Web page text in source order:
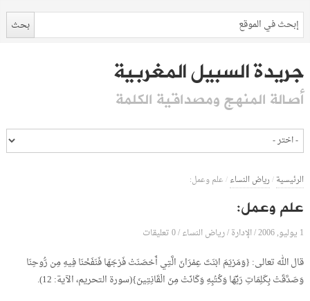
جريدة السبيل المغربية
أصالة المنهج ومصداقية الكلمة
الرئيسية/رياض النساء/علم وعمل:
علم وعمل:
1 يوليو, 2006 /الإدارة/رياض النساء/0 تعليقات
قال الله تعالى: {وَمَرْيَمَ ابْنَتَ عِمْرَانَ الَّتِي أَحْصَنَتْ فَرْجَهَا فَنَفَخْنَا فِيهِ مِن رُّوحِنَا
وَصَدَّقَتْ بِكَلِمَاتِ رَبِّهَا وَكُتُبِهِ وَكَانَتْ مِنَ الْقَانِتِينَ}(سورة التحريم، الآية: 12).